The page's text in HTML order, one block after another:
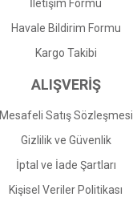
Gönder
İletişim Formu
Havale Bildirim Formu
Kargo Takibi
ALIŞVERİŞ
Mesafeli Satış Sözleşmesi
Gizlilik ve Güvenlik
İptal ve İade Şartları
Kişisel Veriler Politikası